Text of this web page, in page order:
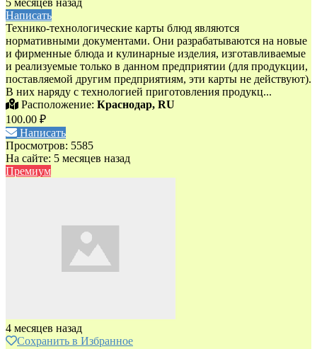
5 месяцев назад
Написать
Технико-технологические карты блюд являются
нормативными документами. Они разрабатываются на новые
и фирменные блюда и кулинарные изделия, изготавливаемые
и реализуемые только в данном предприятии (для продукции,
поставляемой другим предприятиям, эти карты не действуют).
В них наряду с технологией приготовления продукц...
Расположение: Краснодар, RU
100.00 ₽
Написать
Просмотров: 5585
На сайте: 5 месяцев назад
Премиум
4 месяцев назад
Сохранить в Избранное